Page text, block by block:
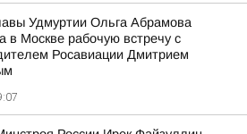
Удмуртии Ольга Абрамова
в Москве рабочую встречу с
Росавиации Дмитрием